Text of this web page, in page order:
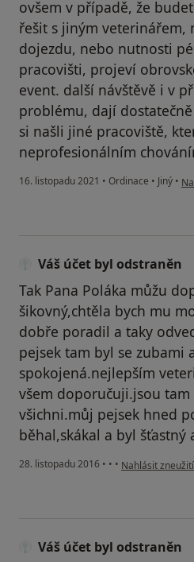
ovšem v případě, že
řešit s jiným veterinářem,
dojezdu, nebo nutnosti
pracovišti, projeví
event. další návštěvě i v
problému, dají
si našli jiné pracoviště,
neprofesionálním
16. listopadu 2021 • Ordinace • Jiný •
Váš účet byl odstraněn
Tak Pana Poláka můžu
šikovný,chtěla bych mu
dobře poradil a taky
pejsek tam byl se zubami
spokojená.nejlepším
všem doporučuji.jsou tam
všichni.můj pejsek hned
běhal,skákal a byl šťastný
28. listopadu 2016 • • • podle názoru
Nahlásit zneužití
Váš účet byl odstraněn